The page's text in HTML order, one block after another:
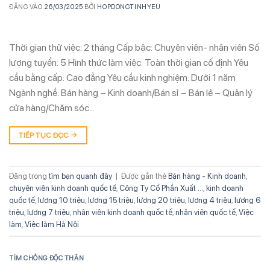
ĐĂNG VÀO 26/03/2025 BỞI HOPDONGTINHYEU
Thời gian thử việc: 2 tháng Cấp bậc: Chuyên viên- nhân viên Số
lượng tuyển: 5 Hình thức làm việc: Toàn thời gian cố định Yêu
cầu bằng cấp: Cao đẳng Yêu cầu kinh nghiệm: Dưới 1 năm
Ngành nghề: Bán hàng – Kinh doanh/Bán sỉ – Bán lẻ – Quản lý
cửa hàng/Chăm sóc…
TIẾP TỤC ĐỌC →
Đăng trong tìm bạn quanh đây Được gắn thẻ Bán hàng - Kinh doanh
chuyên viên kinh doanh quốc tế Công Ty Cổ Phần Xuất ...
kinh doanh
quốc tế lương 10 triệu lương 15 triệu lương 20 triệu lương 4 triệu lương 6
triệu lương 7 triệu nhân viên kinh doanh quốc tế nhân viên quốc tế Việc
làm Việc làm Hà Nội
TÌM CHỒNG ĐỘC THÂN